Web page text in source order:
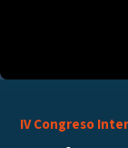
IV Congreso